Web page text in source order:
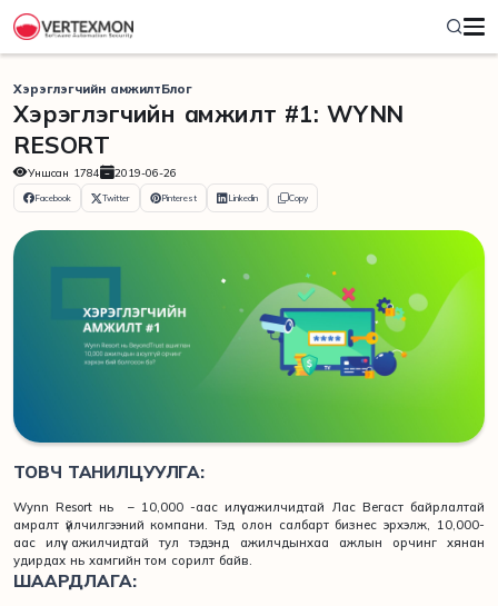
Хэрэглэгчийн амжилтБлог
Хэрэглэгчийн амжилт #1: WYNN
RESORT
Уншсан 1784 2019-06-26
Facebook Twitter Pinterest Linkedin Copy
ТОВЧ ТАНИЛЦУУЛГА:
Wynn Resort нь – 10,000 -аас илүү ажилчидтай Лас Вегаст байрлалтай
амралт үйлчилгээний компани. Тэд олон салбарт бизнес эрхэлж, 10,000-
аас илүү ажилчидтай тул тэдэнд ажилчдынхаа ажлын орчинг хянан
удирдах нь хамгийн том сорилт байв.
ШААРДЛАГА: